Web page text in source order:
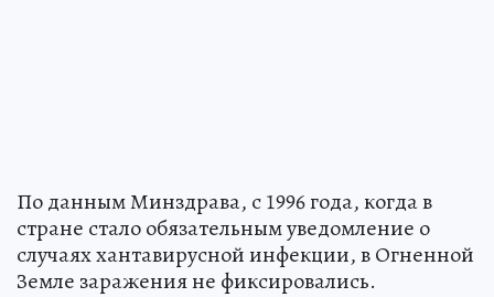
По данным Минздрава, с 1996 года, когда в
стране стало обязательным уведомление о
случаях хантавирусной инфекции, в Огненной
Земле заражения не фиксировались.